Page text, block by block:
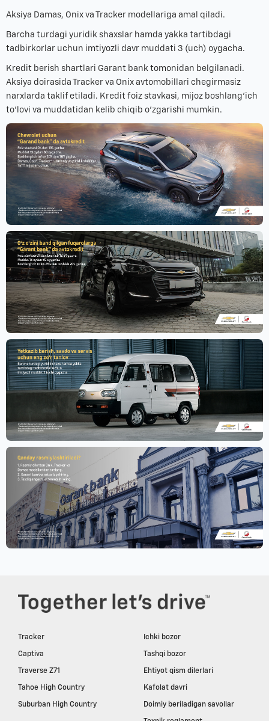
Aksiya Damas, Onix va Tracker modellariga amal qiladi.
Barcha turdagi yuridik shaxslar hamda yakka tartibdagi
tadbirkorlar uchun imtiyozli davr muddati 3 (uch) oygacha.
Kredit berish shartlari Garant bank tomonidan belgilanadi.
Aksiya doirasida Tracker va Onix avtomobillari chegirmasiz
narxlarda taklif etiladi. Kredit foiz stavkasi, mijoz boshlang‘ich
to‘lovi va muddatidan kelib chiqib o‘zgarishi mumkin.
Tracker
Captiva
Traverse Z71
Tahoe High Country
Suburban High Country
Ichki bozor
Tashqi bozor
Ehtiyot qism dilerlari
Kafolat davri
Doimiy beriladigan savollar